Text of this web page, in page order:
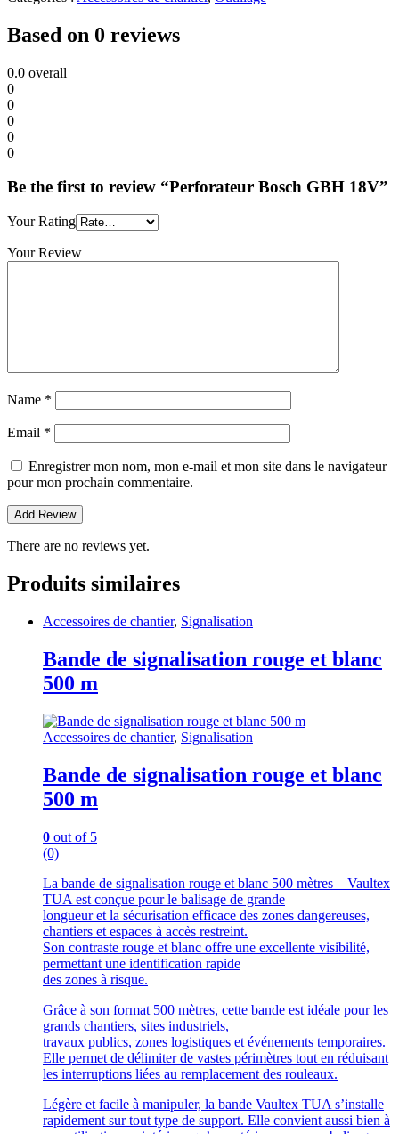
Based on 0 reviews
0.0 overall
0
0
0
0
0
Be the first to review “Perforateur Bosch GBH 18V”
Your Rating
Your Review
Name *
Email *
Enregistrer mon nom, mon e-mail et mon site dans le navigateur
pour mon prochain commentaire.
There are no reviews yet.
Produits similaires
Accessoires de chantier, Signalisation
Bande de signalisation rouge et blanc
500 m
Accessoires de chantier, Signalisation
Bande de signalisation rouge et blanc
500 m
0 out of 5
(0)
La bande de signalisation rouge et blanc 500 mètres – Vaultex
TUA est conçue pour le balisage de grande
longueur et la sécurisation efficace des zones dangereuses,
chantiers et espaces à accès restreint.
Son contraste rouge et blanc offre une excellente visibilité,
permettant une identification rapide
des zones à risque.
Grâce à son format 500 mètres, cette bande est idéale pour les
grands chantiers, sites industriels,
travaux publics, zones logistiques et événements temporaires.
Elle permet de délimiter de vastes périmètres tout en réduisant
les interruptions liées au remplacement des rouleaux.
Légère et facile à manipuler, la bande Vaultex TUA s’installe
rapidement sur tout type de support. Elle convient aussi bien à